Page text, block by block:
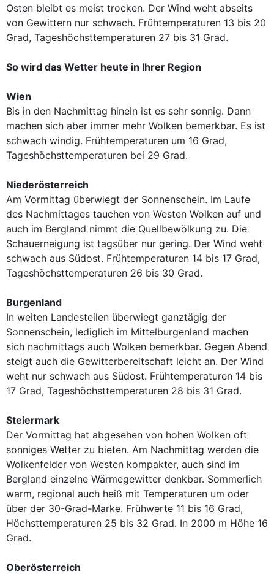
Osten bleibt es meist trocken. Der Wind weht abseits
von Gewittern nur schwach. Frühtemperaturen 13 bis 20
Grad, Tageshöchsttemperaturen 27 bis 31 Grad.
So wird das Wetter heute in Ihrer Region
Wien
Bis in den Nachmittag hinein ist es sehr sonnig. Dann
machen sich aber immer mehr Wolken bemerkbar. Es ist
schwach windig. Frühtemperaturen um 16 Grad,
Tageshöchsttemperaturen bei 29 Grad.
Niederösterreich
Am Vormittag überwiegt der Sonnenschein. Im Laufe
des Nachmittages tauchen von Westen Wolken auf und
auch im Bergland nimmt die Quellbewölkung zu. Die
Schauerneigung ist tagsüber nur gering. Der Wind weht
schwach aus Südost. Frühtemperaturen 14 bis 17 Grad,
Tageshöchsttemperaturen 26 bis 30 Grad.
Burgenland
In weiten Landesteilen überwiegt ganztägig der
Sonnenschein, lediglich im Mittelburgenland machen
sich nachmittags auch Wolken bemerkbar. Gegen Abend
steigt auch die Gewitterbereitschaft leicht an. Der Wind
weht nur schwach aus Südost. Frühtemperaturen 14 bis
17 Grad, Tageshöchsttemperaturen 28 bis 31 Grad.
Steiermark
Der Vormittag hat abgesehen von hohen Wolken oft
sonniges Wetter zu bieten. Am Nachmittag werden die
Wolkenfelder von Westen kompakter, auch sind im
Bergland einzelne Wärmegewitter denkbar. Sommerlich
warm, regional auch heiß mit Temperaturen um oder
über der 30-Grad-Marke. Frühwerte 11 bis 16 Grad,
Höchsttemperaturen 25 bis 32 Grad. In 2000 m Höhe 16
Grad.
Oberösterreich